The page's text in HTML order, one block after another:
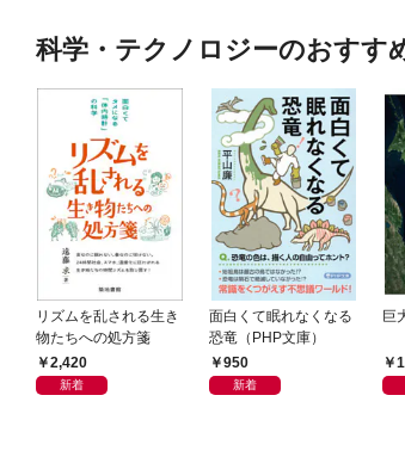
科学・テクノロジーのおすす
リズムを乱される生き
物たちへの処方箋
2,420
新着
面白くて眠れなくなる
恐竜（PHP文庫）
950
新着
巨